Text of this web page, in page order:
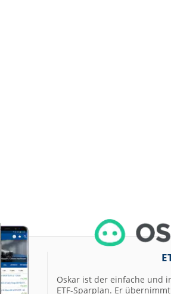
Oskar ist der einfache und
ETF-Sparplan. Er